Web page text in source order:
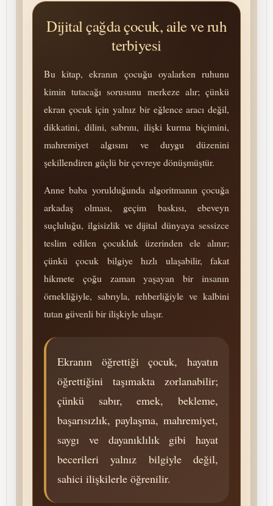
Dijital çağda çocuk, aile ve ruh
terbiyesi
Bu kitap, ekranın çocuğu oyalarken ruhunu
kimin tutacağı sorusunu merkeze alır; çünkü
ekran çocuk için yalnız bir eğlence aracı değil,
dikkatini, dilini, sabrını, ilişki kurma biçimini,
mah­re­mi­yet algısını ve duygu düzenini
şekillendiren güçlü bir çevreye dönüşmüştür.
Anne baba yorulduğunda algoritmanın çocuğa
arkadaş olması, geçim baskısı, ebeveyn
suçluluğu, ilgisizlik ve dijital dünyaya sessizce
teslim edilen çocukluk üzerinden ele alınır;
çünkü çocuk bilgiye hızlı ulaşabilir, fakat
hikmete çoğu zaman yaşayan bir insanın
örnekliğiyle, sabrıyla, rehberliğiyle ve kalbini
tutan güvenli bir ilişkiyle ulaşır.
Ekranın öğrettiği çocuk, hayatın
öğrettiğini taşımakta zorlanabilir;
çünkü sabır, emek, bekleme,
başarısızlık, paylaşma, mah­re­mi­yet,
saygı ve dayanıklılık gibi hayat
becerileri yalnız bilgiyle değil,
sahici ilişkilerle öğrenilir.